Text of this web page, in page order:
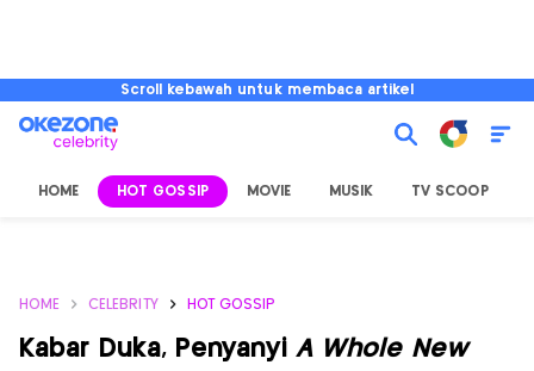
Scroll kebawah untuk membaca artikel
HOME HOT GOSSIP MOVIE MUSIK TV SCOOP
HOME CELEBRITY HOT GOSSIP
Kabar Duka, Penyanyi A Whole New